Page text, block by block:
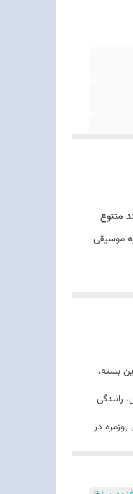
موسیقی
بسته،
رانندگی
در